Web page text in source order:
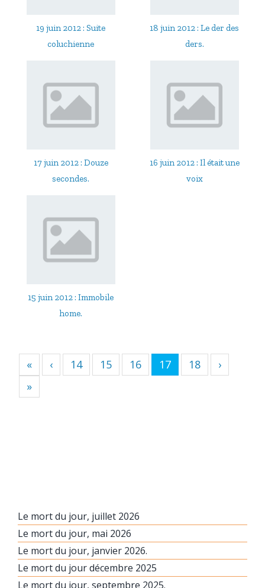
19 juin 2012 : Suite
coluchienne
18 juin 2012 : Le der des
ders.
17 juin 2012 : Douze
secondes.
16 juin 2012 : Il était une
voix
15 juin 2012 : Immobile
home.
« ‹ 14 15 16 17 18
›
»
Le mort du jour, juillet 2026
Le mort du jour, mai 2026
Le mort du jour, janvier 2026.
Le mort du jour décembre 2025
Le mort du jour, septembre 2025.